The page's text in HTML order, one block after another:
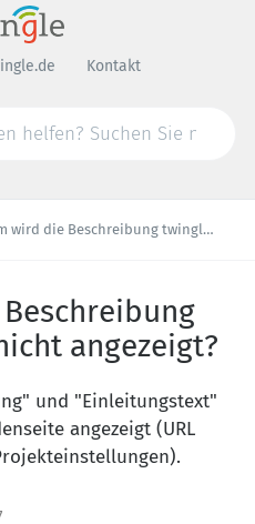
Kontakt
die Beschreibung twingle Widget nicht angezeigt?
angezeigt?
und "Einleitungstext"
angezeigt (URL